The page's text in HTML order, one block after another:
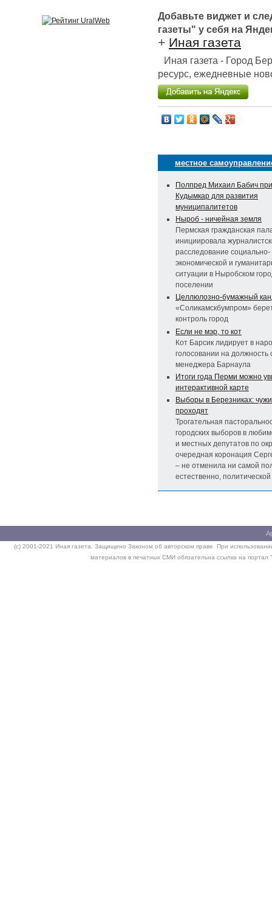
Добавьте виджет и
газеты" у себя на
+ Иная газета
Иная газета - Город
ресурс, ежедневные
местное
Полпред Михаил Бабич
Кудымкар для развития
муниципалитетов
Ныроб - ничейная земля
Пермская гражданская
инициировала
расследование социально-
экономической и
ситуации в Ныробском
поселении
Целлюлозно-бумажный
«Соликамскбумпром»
контроль город
Если не мэр, то кот
Кот Барсик лидирует в
голосовании на должность
менеджера Барнаула
Итоги года Перми можно
интерактивной карте
Выборы в Березниках:
проходят
Трогательная
городских выборов в
и местных депутатов по
очередная коронация
– не отменила ни самой
естественно,
(c) 2001-2021 Иная газета. Защищено Законом об авторском праве. При
материалов в печатных СМИ обязательна ссылка на